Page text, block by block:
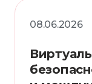
08.06.2026